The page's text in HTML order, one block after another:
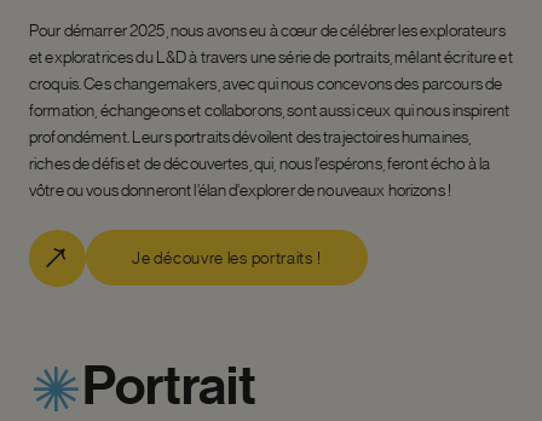
Pour démarrer 2025, nous avons eu à cœur de célébrer les explorateurs
et exploratrices du L&D à travers une série de portraits, mêlant écriture et
croquis. Ces changemakers, avec qui nous concevons des parcours de
formation, échangeons et collaborons, sont aussi ceux qui nous inspirent
profondément. Leurs portraits dévoilent des trajectoires humaines,
riches de défis et de découvertes, qui, nous l’espérons, feront écho à la
vôtre ou vous donneront l’élan d’explorer de nouveaux horizons !
Je découvre les portraits !
Portrait